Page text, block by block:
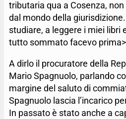
tributaria qua a Cosenza,
dal mondo della
studiare, a leggere i miei libri
tutto sommato facevo
A dirlo il procuratore della
Mario Spagnuolo, parlando
margine del saluto di
Spagnuolo lascia l’incarico
In passato è stato anche a